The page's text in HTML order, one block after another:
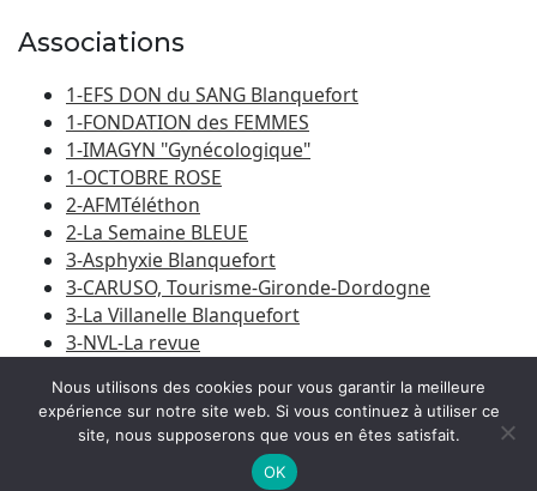
Associations
1-EFS DON du SANG Blanquefort
1-FONDATION des FEMMES
1-IMAGYN "Gynécologique"
1-OCTOBRE ROSE
2-AFMTéléthon
2-La Semaine BLEUE
3-Asphyxie Blanquefort
3-CARUSO, Tourisme-Gironde-Dordogne
3-La Villanelle Blanquefort
3-NVL-La revue
© 2026Amicale Laïque Blanquefort-Caychac |Bootstrap
Nous utilisons des cookies pour vous garantir la meilleure
expérience sur notre site web. Si vous continuez à utiliser ce
site, nous supposerons que vous en êtes satisfait.
OK